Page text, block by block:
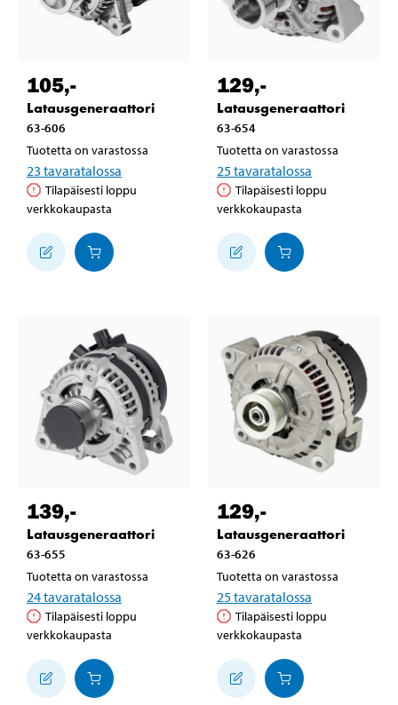
105,-
Latausgeneraattori
63-606
Tuotetta on varastossa
23 tavaratalossa
Tilapäisesti loppu
verkkokaupasta
129,-
Latausgeneraattori
63-654
Tuotetta on varastossa
25tavaratalossa
Tilapäisesti loppu
verkkokaupasta
139,-
Latausgeneraattori
63-655
Tuotetta on varastossa
24tavaratalossa
Tilapäisesti loppu
verkkokaupasta
129,-
Latausgeneraattori
63-626
Tuotetta on varastossa
25tavaratalossa
Tilapäisesti loppu
verkkokaupasta